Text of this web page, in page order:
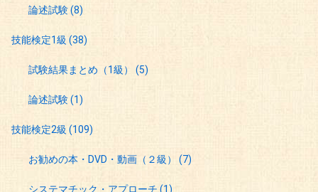
論述試験(8)
技能検定1級 (38)
試験結果まとめ（1級）(5)
論述試験(1)
技能検定2級 (109)
お勧めの本・DVD・動画（２級）(7)
システマチック・アプローチ(1)